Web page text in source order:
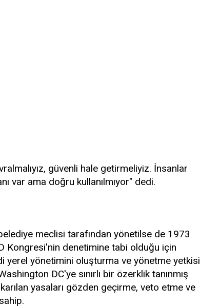
güvenli hale getirmeliyiz. İnsanlar
var ama doğru kullanılmıyor" dedi.
meclisi tarafından yönetilse de 1973
Kongresi'nin denetimine tabi olduğu için
yerel yönetimini oluşturma ve yönetme yetkisi
DC'ye sınırlı bir özerklik tanınmış
yasaları gözden geçirme, veto etme ve